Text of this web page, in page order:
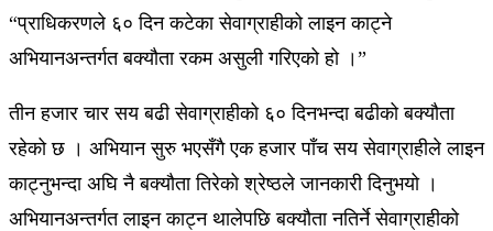
“प्राधिकरणले ६० दिन कटेका सेवाग्राहीको लाइन काट्ने
अभियानअन्तर्गत बक्यौता रकम असुली गरिएको हो ।”
तीन हजार चार सय बढी सेवाग्राहीको ६० दिनभन्दा बढीको बक्यौता
रहेको छ । अभियान सुरु भएसँगै एक हजार पाँच सय सेवाग्राहीले लाइन
काट्नुभन्दा अघि नै बक्यौता तिरेको श्रेष्ठले जानकारी दिनुभयो ।
अभियानअन्तर्गत लाइन काट्न थालेपछि बक्यौता नतिर्ने सेवाग्राहीको